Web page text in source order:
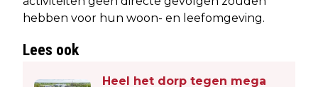
hebben voor hun woon- en leefomgeving.
Lees ook
Heel het dorp tegen mega